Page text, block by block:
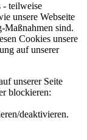
- teilweise
unsere Webseite
Maßnahmen sind.
Cookies unsere
auf unserer
unserer Seite
blockieren:
deaktivieren.